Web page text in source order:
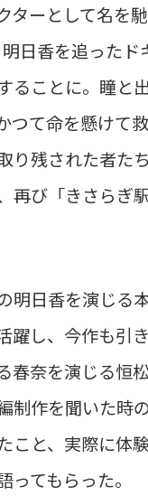
ターとして名を
日香を追ったド
ることに。瞳と
つて命を懸けて
り残された者た
再び「きさらぎ
明日香を演じる
躍し、今作も引
春奈を演じる恒
制作を聞いた時
こと、実際に体
ってもらった。